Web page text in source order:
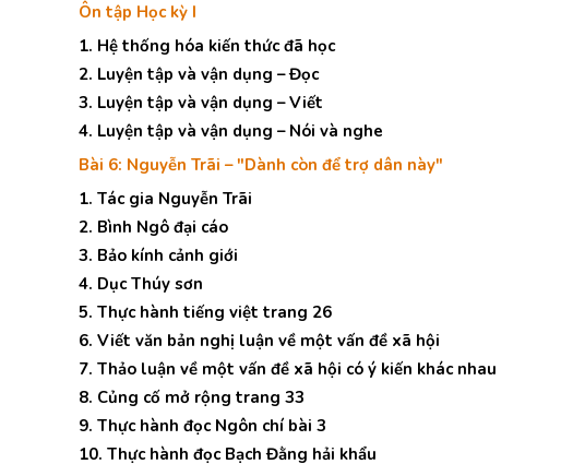
Ôn tập Học kỳ I
1. Hệ thống hóa kiến thức đã học
2. Luyện tập và vận dụng – Đọc
3. Luyện tập và vận dụng – Viết
4. Luyện tập và vận dụng – Nói và nghe
Bài 6: Nguyễn Trãi – "Dành còn để trợ dân này"
1. Tác gia Nguyễn Trãi
2. Bình Ngô đại cáo
3. Bảo kính cảnh giới
4. Dục Thúy sơn
5. Thực hành tiếng việt trang 26
6. Viết văn bản nghị luận về một vấn đề xã hội
7. Thảo luận về một vấn đề xã hội có ý kiến khác nhau
8. Củng cố mở rộng trang 33
9. Thực hành đọc Ngôn chí bài 3
10. Thực hành đọc Bạch Đằng hải khẩu